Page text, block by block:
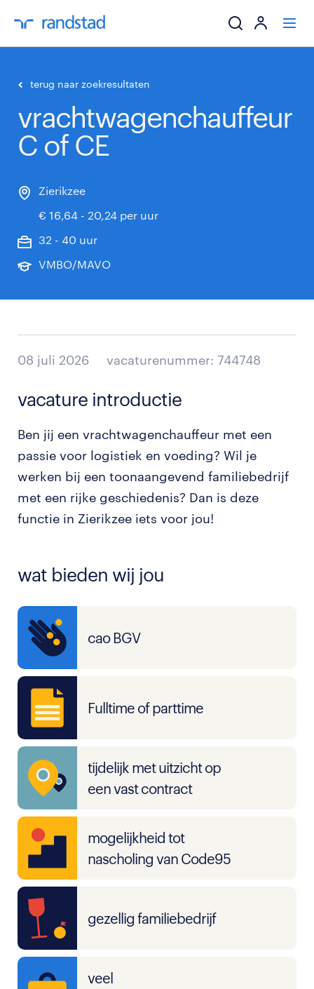
werkgevers
terug naar zoekresultaten
vrachtwagenchauffeur
C of CE
Zierikzee
€ 16,64 - 20,24 per uur
32 - 40 uur
VMBO/MAVO
08 juli 2026 vacaturenummer: 744748
vacature introductie
Ben jij een vrachtwagenchauffeur met een
passie voor logistiek en voeding? Wil je
werken bij een toonaangevend familiebedrijf
met een rijke geschiedenis? Dan is deze
functie in Zierikzee iets voor jou!
wat bieden wij jou
cao BGV
Fulltime of parttime
tijdelijk met uitzicht op
een vast contract
mogelijkheid tot
nascholing van Code95
gezellig familiebedrijf
veel